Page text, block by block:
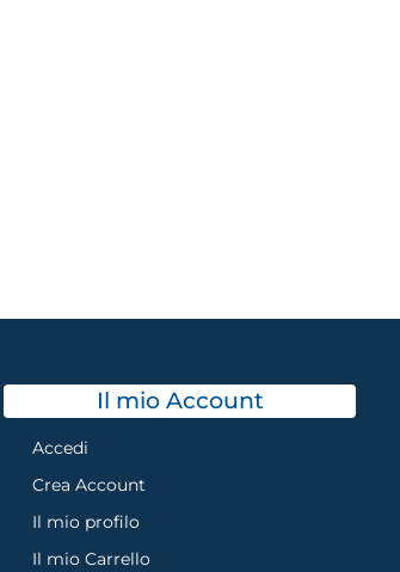
Il mio Account
Accedi
Crea Account
Il mio profilo
Il mio Carrello